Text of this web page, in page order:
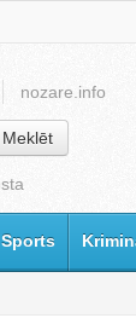
nozare.info
Meklēt
Sports